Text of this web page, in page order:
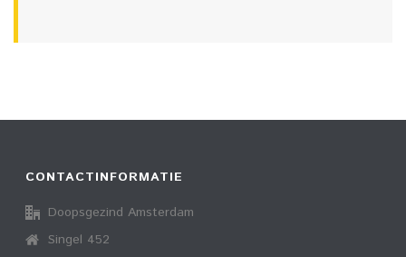
CONTACTINFORMATIE
Doopsgezind Amsterdam
Singel 452